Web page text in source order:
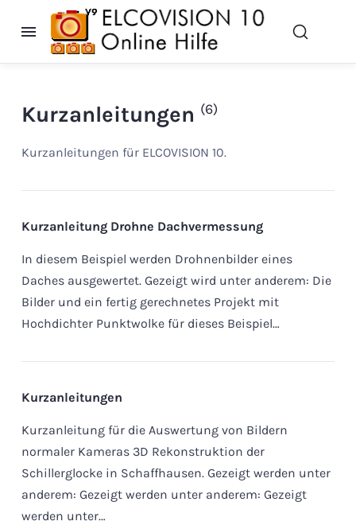
Kurzanleitungen (6)
Kurzanleitungen für ELCOVISION 10.
Kurzanleitung Drohne Dachvermessung
In diesem Beispiel werden Drohnenbilder eines
Daches ausgewertet. Gezeigt wird unter anderem: Die
Bilder und ein fertig gerechnetes Projekt mit
Hochdichter Punktwolke für dieses Beispiel…
Kurzanleitungen
Kurzanleitung für die Auswertung von Bildern
normaler Kameras 3D Rekonstruktion der
Schillerglocke in Schaffhausen. Gezeigt werden unter
anderem: Gezeigt werden unter anderem: Gezeigt
werden unter…